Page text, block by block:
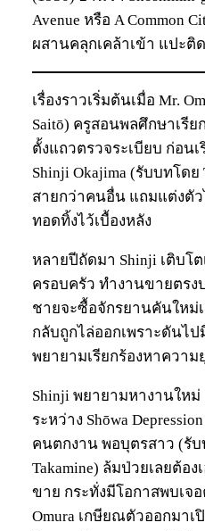
Avenue หรือ A Common
ผสานคลุกเคล้าเข้า แปะติ
เรื่องราวเริ่มต้นเมื่อ Mr.
Saitō) ครูสอนพลศึกษาเรี
ตั้งแถวตรวจระเบียบ ก่อน
Shinji Okajima (รับบทโดย
สายกว่าคนอื่น แถมแต่งตัว
ทอดทิ้งไว้เบื้องหลัง
หลายปีถัดมา Shinji เติบโ
ครอบครัว ทำงานขายตร
ชายจะซื้อจักรยานคันใหม่
กลับถูกไล่ออกเพราะดันไ
พยายามเรียกร้องหาควา
Shinji พยายามหางานให
ระหว่าง Shōwa
คนตกงาน พอบุตรสาว (รับ
Takamine) ล้มป่วยเลยต้อ
ขาย กระทั่งมีโอกาสพบเจ
Omura เกษียณตัวออกมาเ